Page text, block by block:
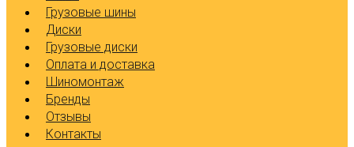
Грузовые шины
Диски
Грузовые диски
Оплата и доставка
Шиномонтаж
Бренды
Отзывы
Контакты